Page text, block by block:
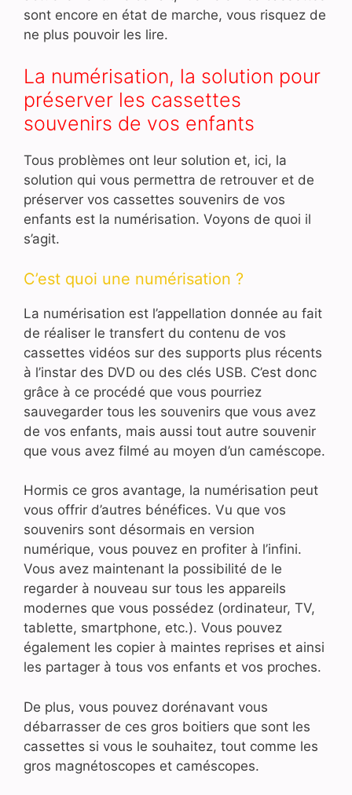
sont encore en état de marche, vous risquez de
ne plus pouvoir les lire.
La numérisation, la solution pour
préserver les cassettes
souvenirs de vos enfants
Tous problèmes ont leur solution et, ici, la
solution qui vous permettra de retrouver et de
préserver vos cassettes souvenirs de vos
enfants est la numérisation. Voyons de quoi il
s’agit.
C’est quoi une numérisation ?
La numérisation est l’appellation donnée au fait
de réaliser le transfert du contenu de vos
cassettes vidéos sur des supports plus récents
à l’instar des DVD ou des clés USB. C’est donc
grâce à ce procédé que vous pourriez
sauvegarder tous les souvenirs que vous avez
de vos enfants, mais aussi tout autre souvenir
que vous avez filmé au moyen d’un caméscope.
Hormis ce gros avantage, la numérisation peut
vous offrir d’autres bénéfices. Vu que vos
souvenirs sont désormais en version
numérique, vous pouvez en profiter à l’infini.
Vous avez maintenant la possibilité de le
regarder à nouveau sur tous les appareils
modernes que vous possédez (ordinateur, TV,
tablette, smartphone, etc.). Vous pouvez
également les copier à maintes reprises et ainsi
les partager à tous vos enfants et vos proches.
De plus, vous pouvez dorénavant vous
débarrasser de ces gros boitiers que sont les
cassettes si vous le souhaitez, tout comme les
gros magnétoscopes et caméscopes.